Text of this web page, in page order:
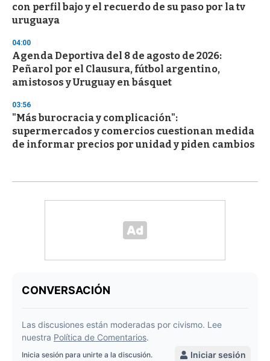
con perfil bajo y el recuerdo de su paso por la tv
uruguaya
04:00
Agenda Deportiva del 8 de agosto de 2026:
Peñarol por el Clausura, fútbol argentino,
amistosos y Uruguay en básquet
03:56
"Más burocracia y complicación":
supermercados y comercios cuestionan medida
de informar precios por unidad y piden cambios